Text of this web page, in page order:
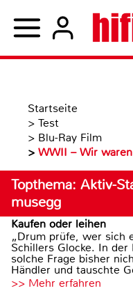
Startseite
> Test
> Blu-Ray Film
> WWII – Wir
Topthema: Aktiv-
musegg
Kaufen oder leihen
„Drum prüfe, wer sich
Schillers Glocke. In
solche Frage bisher
Händler und tauschte
>> Mehr erfahren